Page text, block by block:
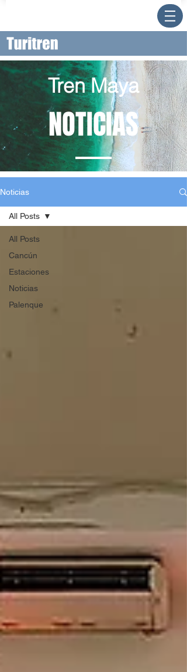
Tren Maya
NOTICIAS
Noticias
All Posts
Cancún
Estaciones
Noticias
Palenque
All Posts